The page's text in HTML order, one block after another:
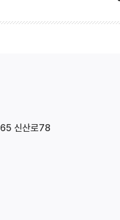
신산로78